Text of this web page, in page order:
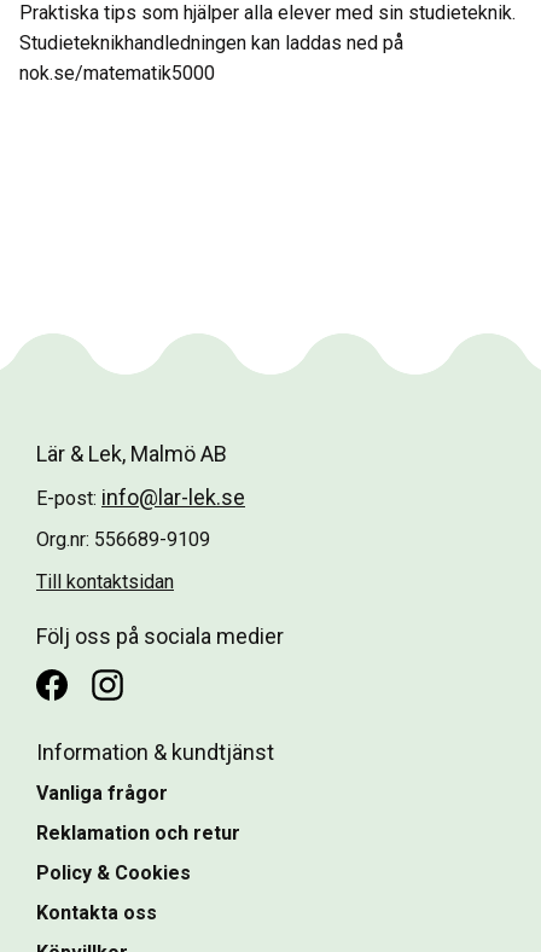
Praktiska tips som hjälper alla elever med sin studieteknik.
Studieteknikhandledningen kan laddas ned på
nok.se/matematik5000
Lär & Lek, Malmö AB
E-post: info@lar-lek.se
Org.nr: 556689-9109
Till kontaktsidan
Följ oss på sociala medier
Information & kundtjänst
Vanliga frågor
Reklamation och retur
Policy & Cookies
Kontakta oss